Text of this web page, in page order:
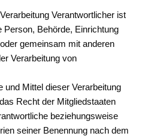
Verantwortlicher ist
Person, Behörde, Einrichtung
gemeinsam mit anderen
Verarbeitung von
und Mittel dieser Verarbeitung
Recht der Mitgliedstaaten
beziehungsweise
seiner Benennung nach dem